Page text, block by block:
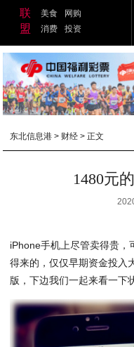
联
盟
美食
网购
消费
投资
东北信息港 > 财经 > 正文
1480元
iPhone手机上尽管卖得贵
得来的，仅仅早期资金投入
版，下边我们一起来看一下